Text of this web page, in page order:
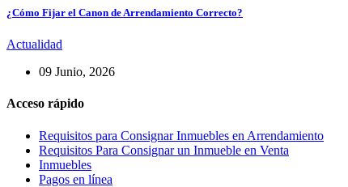
¿Cómo Fijar el Canon de Arrendamiento Correcto?
Actualidad
09 Junio, 2026
Acceso rápido
Requisitos para Consignar Inmuebles en Arrendamiento
Requisitos Para Consignar un Inmueble en Venta
Inmuebles
Pagos en línea